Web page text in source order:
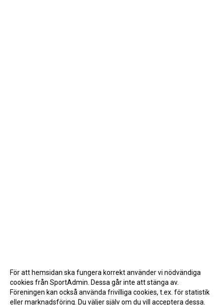
För att hemsidan ska fungera korrekt använder vi nödvändiga
cookies från SportAdmin. Dessa går inte att stänga av.
Föreningen kan också använda frivilliga cookies, t.ex. för statistik
eller marknadsföring. Du väljer själv om du vill acceptera dessa.